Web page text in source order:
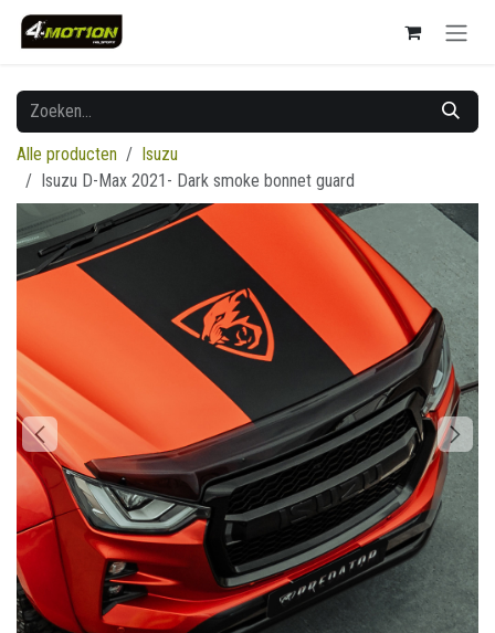
Overslaan naar inhoud
Alle producten
Isuzu
Isuzu D-Max 2021- Dark smoke bonnet guard